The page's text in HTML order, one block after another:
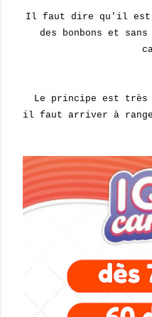
Il faut dire qu'il est
des bonbons et
Le principe est très
il faut arriver à